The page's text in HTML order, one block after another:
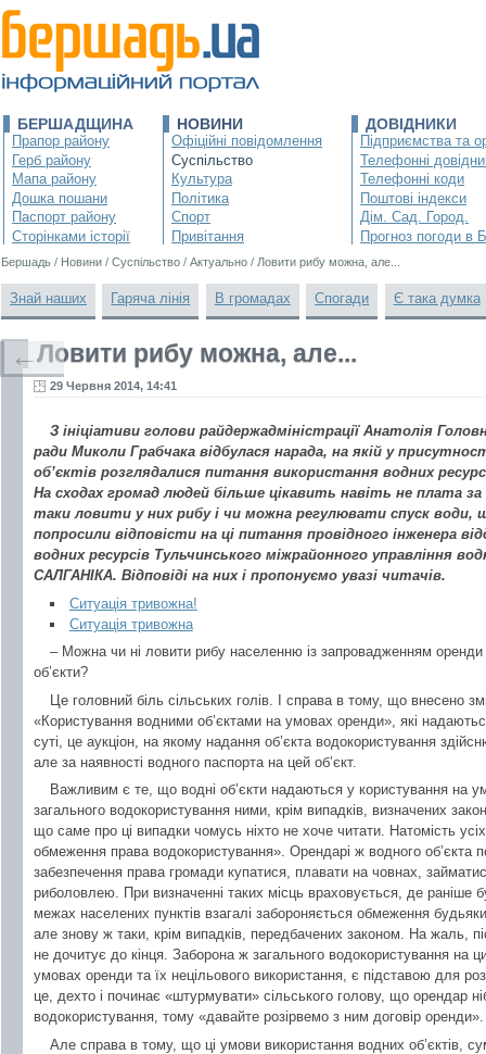
БЕРШАДЩИНА
Прапор району
Герб району
Мапа району
Дошка пошани
Паспорт району
Сторінками історії
НОВИНИ
Офіційні повідомлення
Суспільство
Культура
Політика
Спорт
Привітання
ДОВІДНИКИ
Підприємства та
Телефонні
Телефонні коди
Поштові індекси
Дім. Сад. Город.
Прогноз погоди в
Бершадь / Новини / Суспільство / Актуально / Ловити рибу можна, але...
Знай наших Гаряча лінія В громадах Спогади Є така думка
Ловити рибу можна, але...
29 Червня 2014, 14:41
З ініціативи голови райдержадміністрації Анатолія
ради Миколи Грабчака відбулася нарада, на якій у
об’єктів розглядалися питання використання водних
На сходах громад людей більше цікавить навіть не плата
таки ловити у них рибу і чи можна регулювати спуск води,
попросили відповісти на ці питання провідного інженера
водних ресурсів Тульчинського міжрайонного управління
САЛГАНІКА. Відповіді на них і пропонуємо увазі читачів.
Ситуація тривожна!
Ситуація тривожна
– Можна чи ні ловити рибу населенню із запровадженням оренди
об’єкти?
Це головний біль сільських голів. І справа в тому, що внесено
«Користування водними об’єктами на умовах оренди», які
суті, це аукціон, на якому надання об’єкта водокористування
але за наявності водного паспорта на цей об’єкт.
Важливим є те, що водні об’єкти надаються у користування на
загального водокористування ними, крім випадків, визначених
що саме про ці випадки чомусь ніхто не хоче читати. Натомість
обмеження права водокористування». Орендарі ж водного об’єкта
забезпечення права громади купатися, плавати на човнах,
риболовлею. При визначенні таких місць враховується, де раніше
межах населених пунктів взагалі забороняється обмеження
але знову ж таки, крім випадків, передбачених законом. На жаль,
не дочитує до кінця. Заборона ж загального водокористування на
умовах оренди та їх нецільового використання, є підставою для
це, дехто і починає «штурмувати» сільського голову, що орендар
водокористування, тому «давайте розірвемо з ним договір оренди».
Але справа в тому, що ці умови використання водних об’єктів,
←